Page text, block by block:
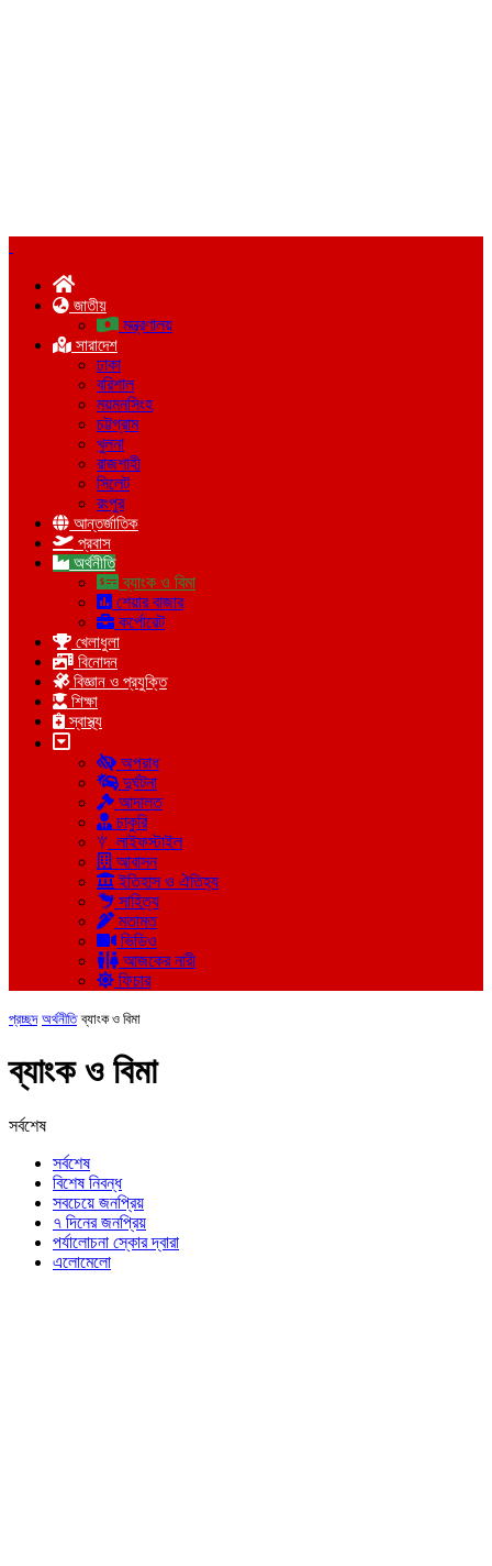
জাতীয়
মন্ত্রণালয়
সারাদেশ
ঢাকা
বরিশাল
ময়মনসিংহ
চট্টগ্রাম
খুলনা
রাজশাহী
সিলেট
রংপুর
আন্তর্জাতিক
প্রবাস
অর্থনীতি
ব্যাংক ও বিমা
শেয়ার বাজার
কর্পোরেট
খেলাধুলা
বিনোদন
বিজ্ঞান ও প্রযুক্তি
শিক্ষা
স্বাস্থ্য
অপরাধ
দুর্ঘটনা
আদালত
চাকুরি
লাইফস্টাইল
আবাসন
ইতিহাস ও ঐতিহ্য
সাহিত্য
মতামত
ভিডিও
আজকের নারী
ফিচার
প্রচ্ছদ অর্থনীতি ব্যাংক ও বিমা
ব্যাংক ও বিমা
সর্বশেষ
সর্বশেষ
বিশেষ নিবন্ধ
সবচেয়ে জনপ্রিয়
৭ দিনের জনপ্রিয়
পর্যালোচনা স্কোর দ্বারা
এলোমেলো